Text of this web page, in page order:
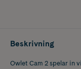
Beskrivning
Owlet Cam 2 spelar in